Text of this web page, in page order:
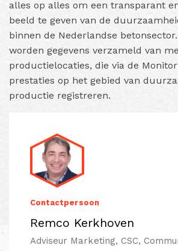
alles op alles om een transparant
beeld te geven van de
binnen de Nederlandse
worden gegevens verzameld van
productielocaties, die via de
prestaties op het gebied van
productie registreren.
Contactpersoon
Remco Kerkhoven
Adviseur Marketing, CSC,